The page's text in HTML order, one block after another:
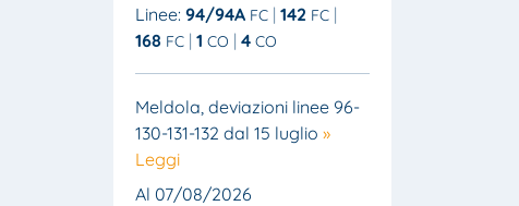
Linee: 94/94A FC 142 FC
168 FC 1 CO 4 CO
Meldola, deviazioni linee 96-
130-131-132 dal 15 luglio »
Leggi
Al 07/08/2026